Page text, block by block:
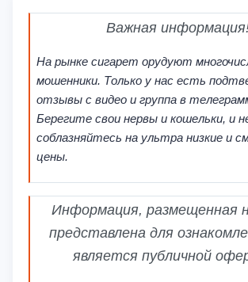
Важная
На рынке сигарет орудуют
мошенники. Только у нас есть
отзывы с видео и группа в
Берегите свои нервы и кошельки, и
соблазняйтесь на ультра низкие и
цены.
Информация, размещенная
представлена для
является публичной